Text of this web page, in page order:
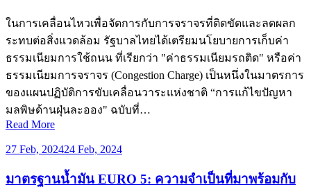
ในการเคลื่อนไหวเพื่อจัดการกับการจราจรที่ติดขัดและลดผลก
ระทบต่อสิ่งแวดล้อม รัฐบาลไทยได้เตรียมนโยบายการเก็บค่า
ธรรมเนียมการใช้ถนน ที่เรียกว่า "ค่าธรรมเนียมรถติด" หรือค่า
ธรรมเนียมการจราจร (Congestion Charge) เป็นหนึ่งในมาตรการ
ของแผนปฏิบัติการขับเคลื่อนวาระแห่งชาติ “การแก้ไขปัญหา
มลพิษด้านฝุ่นละออง" ฉบับที่…
Read More
27 Feb, 202424 Feb, 2024
มาตรฐานน้ำมัน EURO 5: ความจำเป็นที่มาพร้อมกับ